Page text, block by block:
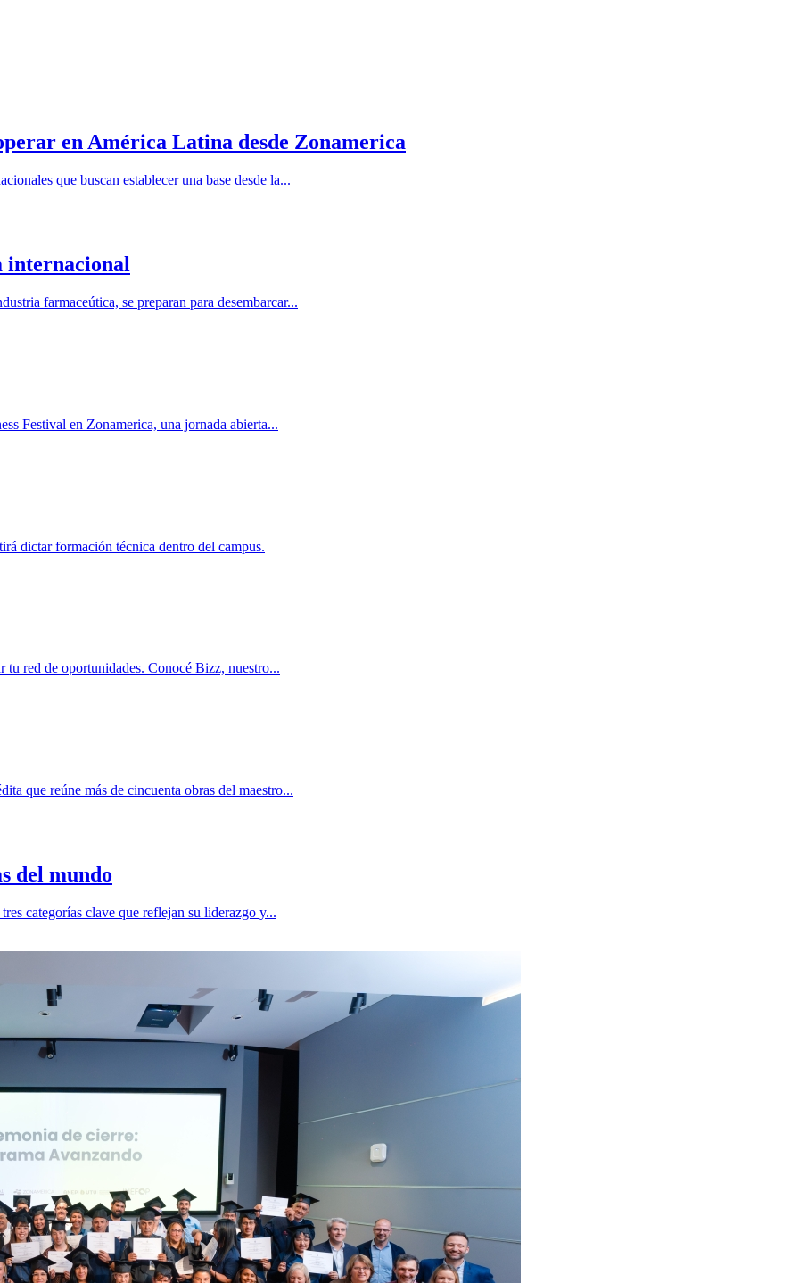
en América Latina desde Zonamerica
que buscan establecer una base desde la...
internacional
farmaceútica, se preparan para desembarcar...
Festival en Zonamerica, una jornada abierta...
dictar formación técnica dentro del campus.
tu red de oportunidades. Conocé Bizz, nuestro...
que reúne más de cincuenta obras del maestro...
del mundo
categorías clave que reflejan su liderazgo y...